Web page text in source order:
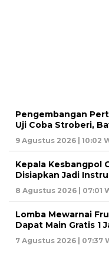
Pengembangan
Uji Coba Stroberi,
9 Agustus 2026 | 10:02
Kepala Kesbangpol
Disiapkan Jadi
8 Agustus 2026 | 07:01
Lomba Mewarnai
Dapat Main Gratis 1
7 Agustus 2026 | 07:37